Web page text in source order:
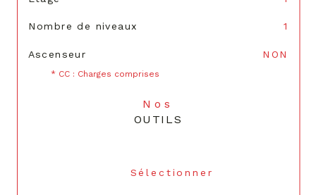
Nombre de niveaux 1
Ascenseur NON
* CC : Charges comprises
Nos
OUTILS
Sélectionner